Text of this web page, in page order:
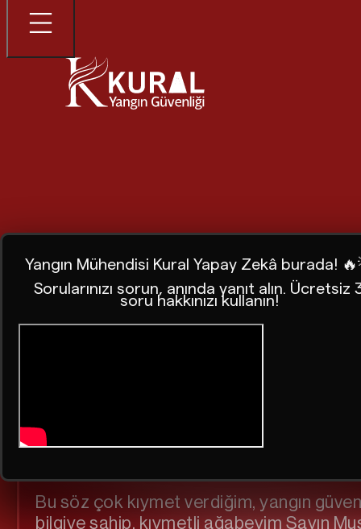
Bu söz çok kıymet verdiğim, yangın
bilgiye sahip, kıymetli ağabeyim Sayın
Yangın Mühendisi Kural Yapay Zekâ burada!
Sorularınızı sorun, anında yanıt alın. Ücretsiz
soru hakkınızı kullanın!